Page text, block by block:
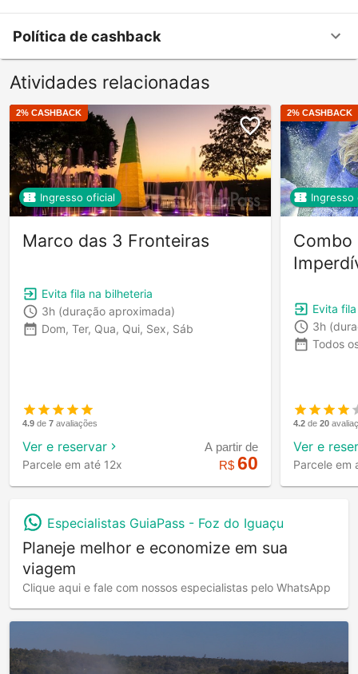
Política de cashback
Atividades relacionadas
2% CASHBACK
Ingresso oficial
Marco das 3 Fronteiras
Evita fila na bilheteria
3h (duração aproximada)
Dom, Ter, Qua, Qui, Sex, Sáb
4.9 de 7 avaliações
Ver e reservar
Parcele em até 12x
A partir de
R$60
2% CASHBACK
Ingresso
Combo
Evita
3h
Todos
4.2 de 20
Ver e
Parcele em
Especialistas GuiaPass - Foz do Iguaçu
Planeje melhor e economize em sua
viagem
Clique aqui e fale com nossos especialistas pelo WhatsApp